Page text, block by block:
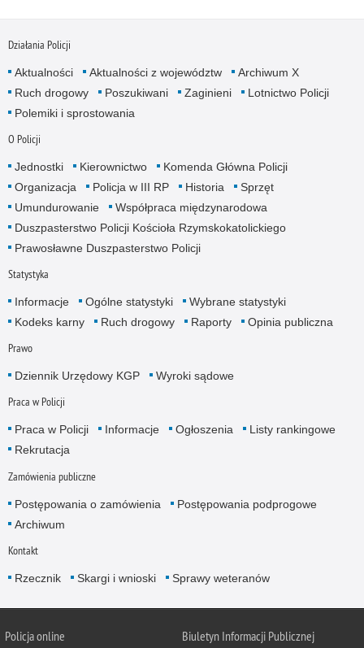
Działania Policji
Aktualności Aktualności z województw
Archiwum X
Ruch drogowy
Poszukiwani Zaginieni
Lotnictwo Policji
Polemiki i sprostowania
O Policji
Jednostki Kierownictwo
Komenda Główna Policji
Organizacja
Policja w III RP Historia
Sprzęt
Umundurowanie
Współpraca międzynarodowa
Duszpasterstwo Policji Kościoła Rzymskokatolickiego
Prawosławne Duszpasterstwo Policji
Statystyka
Informacje Ogólne statystyki
Wybrane statystyki
Kodeks karny
Ruch drogowy Raporty Opinia publiczna
Prawo
Dziennik Urzędowy KGP Wyroki sądowe
Praca w Policji
Praca w Policji Informacje Ogłoszenia
Listy rankingowe
Rekrutacja
Zamówienia publiczne
Postępowania o zamówienia
Postępowania podprogowe
Archiwum
Kontakt
Rzecznik Skargi i wnioski Sprawy weteranów
Policjaonline Biuletyn Informacji Publicznej